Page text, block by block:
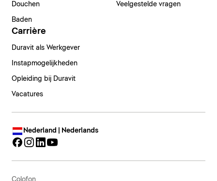
Douchen
Baden
Veelgestelde vragen
Carrière
Duravit als Werkgever
Instapmogelijkheden
Opleiding bij Duravit
Vacatures
Nederland | Nederlands
Colofon